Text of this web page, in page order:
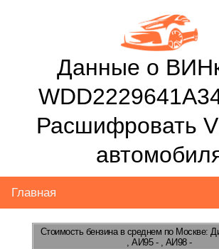
Данные о
Расшифровать
Главная
Стоимость бензинав среднем по Москве:
, АИ95 - , АИ98 -